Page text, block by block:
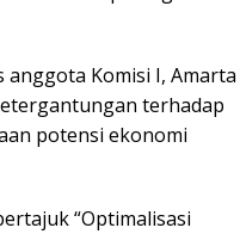
anggota Komisi I, Amarta
terhadap
potensi ekonomi
“Optimalisasi